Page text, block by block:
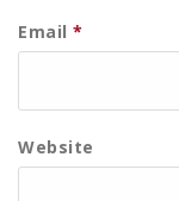
Email *
Website